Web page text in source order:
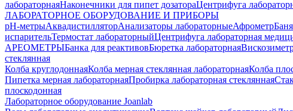
лабораторнаяНаконечники для пипет дозатораЦентрифуга
ЛАБОРАТОРНОЕ ОБОРУДОВАНИЕ И ПРИБОРЫ
pH-метрыАквадистилляторАнализаторы лабораторныеАфрометр
испарительТермостат лабораторныйЦентрифуга лабораторная
АРЕОМЕТРЫБанка для реактивовБюретка лабораторная
стеклянная
Колба круглодоннаяКолба мерная стеклянная лабораторнаяКолба
Пипетка мерная лабораторнаяПробирка лабораторная стеклянная
плоскодонная
Лабораторное оборудование Joanlab